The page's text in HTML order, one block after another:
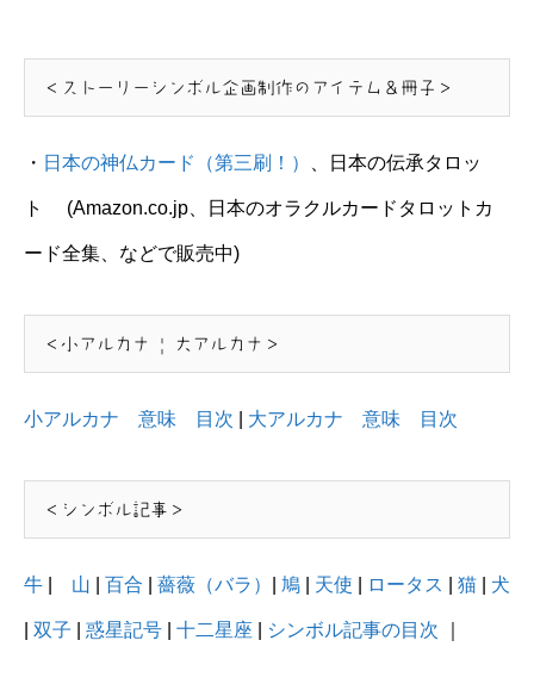
＜ストーリーシンボル企画制作のアイテム＆冊子＞
・ 日本の神仏カード（第三刷！） 、日本の伝承タロッ
ト (Amazon.co.jp、日本のオラクルカードタロットカ
ード全集、などで販売中)
＜小アルカナ | 大アルカナ＞
小アルカナ 意味 目次 大アルカナ 意味 目次
＜シンボル記事＞
牛 山 百合 薔薇（バラ） 鳩 天使 ロータス 猫 犬
双子 惑星記号 十二星座 シンボル記事の目次